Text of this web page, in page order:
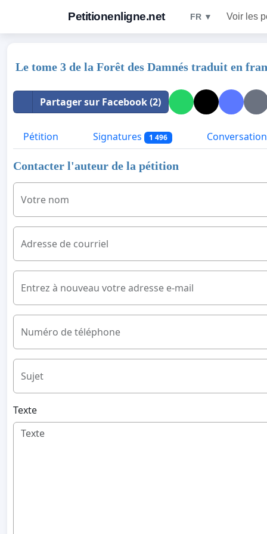
Petitionenligne.net FR ▼ Voir les
Le tome 3 de la Forêt des Damnés traduit en
Partager sur Facebook (2)
Pétition Signatures 1 496 Conversation
Contacter l'auteur de la pétition
Votre nom
Adresse de courriel
Entrez à nouveau votre adresse e-mail
Numéro de téléphone
Sujet
Texte